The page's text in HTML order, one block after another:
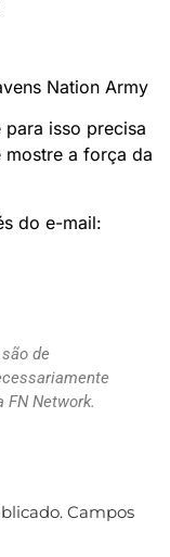
Nation Army
isso precisa
mostre a força da
do e-mail:
de
Network.
Campos